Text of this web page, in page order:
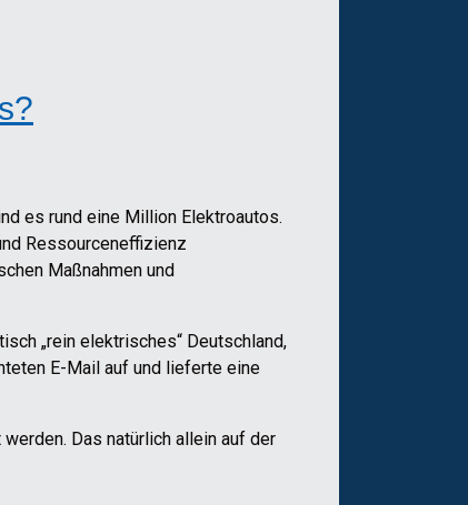
es rund eine Million Elektroautos.
Ressourceneffizienz
Maßnahmen und
„rein elektrisches“ Deutschland,
E-Mail auf und lieferte eine
Das natürlich allein auf der